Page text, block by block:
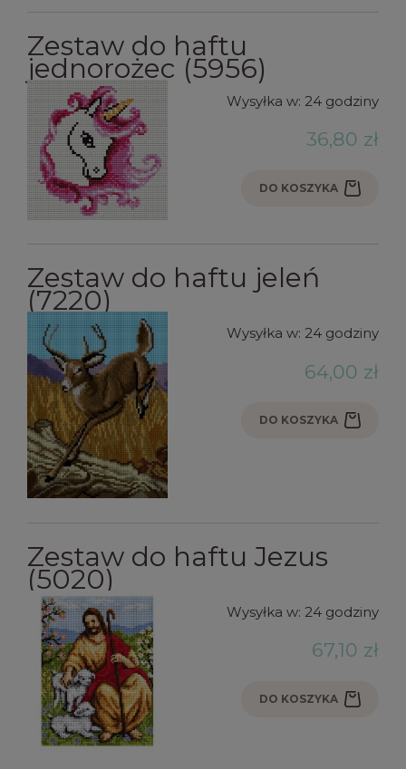
Zestaw do haftu
jednorożec (5956)
Wysyłka w: 24 godziny
36,80 zł
DO KOSZYKA
Zestaw do haftu jeleń
(7220)
Wysyłka w: 24 godziny
64,00 zł
DO KOSZYKA
Zestaw do haftu Jezus
(5020)
Wysyłka w: 24 godziny
67,10 zł
DO KOSZYKA